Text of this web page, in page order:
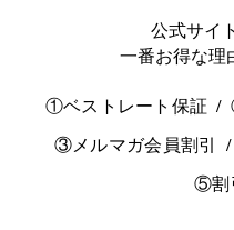
公式サイ
一番お得な理
①ベストレート保証
③メルマガ会員割引
⑤割